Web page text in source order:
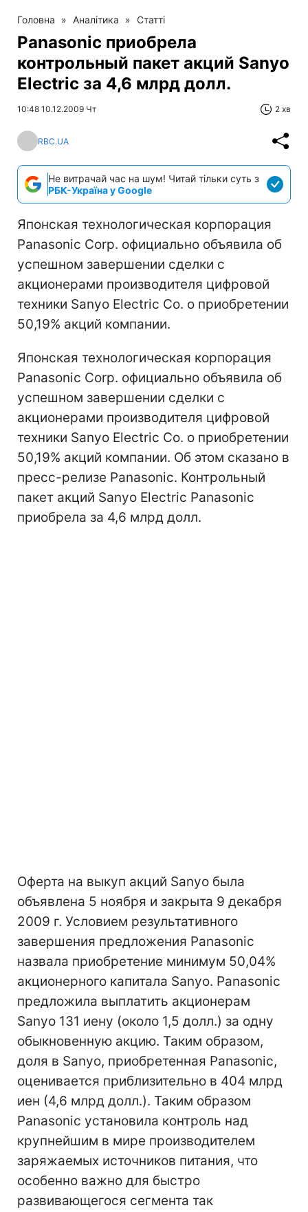
Головна » Аналітика » Статті
Panasonic приобрела
контрольный пакет акций Sanyo
Electric за 4,6 млрд долл.
10:48 10.12.2009 Чт 2 хв
RBC.UA
Не витрачай час на шум! Читай тільки суть з
РБК-Україна у Google
Японская технологическая корпорация
Panasonic Corp. официально объявила об
успешном завершении сделки с
акционерами производителя цифровой
техники Sanyo Electric Co. о приобретении
50,19% акций компании.
Японская технологическая корпорация
Panasonic Corp. официально объявила об
успешном завершении сделки с
акционерами производителя цифровой
техники Sanyo Electric Co. о приобретении
50,19% акций компании. Об этом сказано в
пресс-релизе Panasonic. Контрольный
пакет акций Sanyo Electric Panasonic
приобрела за 4,6 млрд долл.
Оферта на выкуп акций Sanyo была
объявлена 5 ноября и закрыта 9 декабря
2009 г. Условием результативного
завершения предложения Panasonic
назвала приобретение минимум 50,04%
акционерного капитала Sanyo. Panasonic
предложила выплатить акционерам
Sanyo 131 иену (около 1,5 долл.) за одну
обыкновенную акцию. Таким образом,
доля в Sanyo, приобретенная Panasonic,
оценивается приблизительно в 404 млрд
иен (4,6 млрд долл.). Таким образом
Panasonic установила контроль над
крупнейшим в мире производителем
заряжаемых источников питания, что
особенно важно для быстро
развивающегося сегмента так